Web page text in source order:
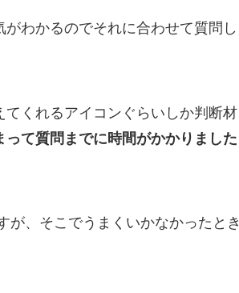
わかるのでそれに合わせて質問し
くれるアイコンぐらいしか判断材
って質問までに時間がかかりました
が、そこでうまくいかなかったとき